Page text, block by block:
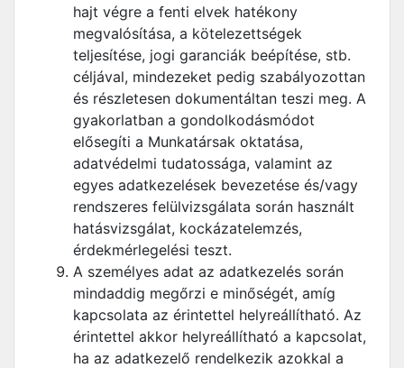
hajt végre a fenti elvek hatékony
megvalósítása, a kötelezettségek
teljesítése, jogi garanciák beépítése, stb.
céljával, mindezeket pedig szabályozottan
és részletesen dokumentáltan teszi meg. A
gyakorlatban a gondolkodásmódot
elősegíti a Munkatársak oktatása,
adatvédelmi tudatossága, valamint az
egyes adatkezelések bevezetése és/vagy
rendszeres felülvizsgálata során használt
hatásvizsgálat, kockázatelemzés,
érdekmérlegelési teszt.
A személyes adat az adatkezelés során
mindaddig megőrzi e minőségét, amíg
kapcsolata az érintettel helyreállítható. Az
érintettel akkor helyreállítható a kapcsolat,
ha az adatkezelő rendelkezik azokkal a